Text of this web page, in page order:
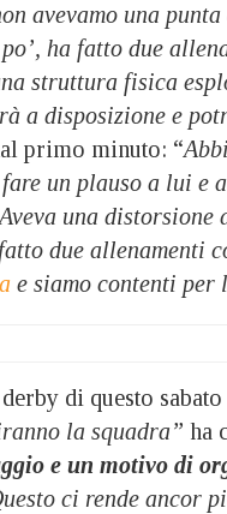
avevamo una
ha fatto due
struttura fisica
a disposizione e
primo minuto: “
un plauso a lui e
una
due allenamenti
e siamo contenti per
di questo sabato
la squadra” ha
e un motivo di
ci rende ancor